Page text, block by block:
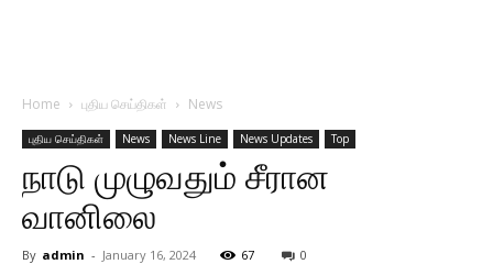
Home புதிய செய்திகள் News
புதிய செய்திகள் News News Line News Updates Top
நாடு முழுவதும் சீரான
வானிலை
By admin - January 16, 2024 67 0